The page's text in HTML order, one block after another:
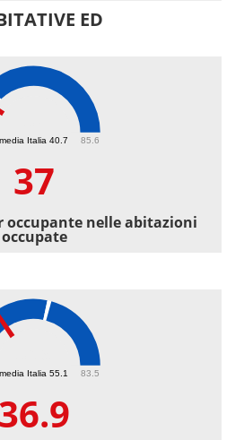
ED
media Italia 40.7 85.6
37
occupante nelle abitazioni
occupate
media Italia 55.1 83.5
36.9